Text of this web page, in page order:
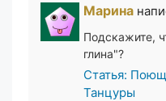
Марина
Подскажите,
глина"?
Статья:
Танцуры